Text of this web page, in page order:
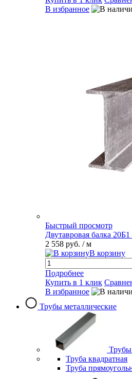
В избранное
Быстрый просмотр
Двутавровая балка 20Б1
2 558 руб. / м
В корзину
Подробнее
Купить в 1 клик
В избранное
Трубы металлические
Труба квадратная
Труба